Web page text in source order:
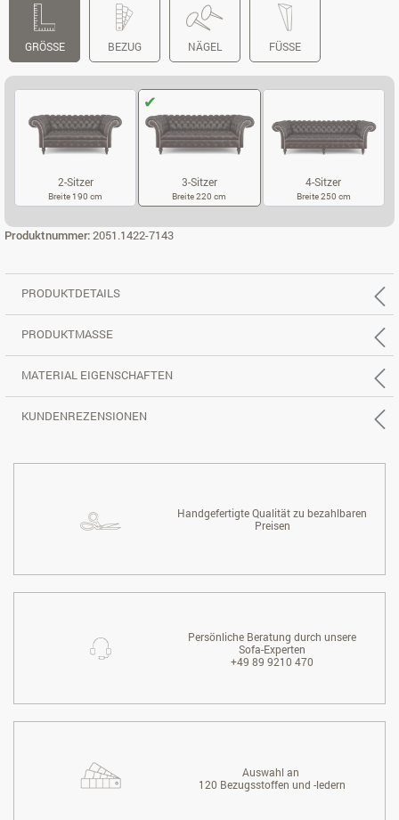
GRÖSSE BEZUG NÄGEL FÜSSE
2-Sitzer
Breite 190 cm
3-Sitzer
Breite 220 cm
4-Sitzer
Breite 250 cm
Produktnummer:2051.1422-7143
PRODUKTDETAILS
PRODUKTMASSE
MATERIAL EIGENSCHAFTEN
KUNDENREZENSIONEN
Handgefertigte Qualität zu bezahlbaren
Preisen
Persönliche Beratung durch unsere
Sofa-Experten
+49 89 9210 470
Auswahl an
120 Bezugsstoffen und -ledern